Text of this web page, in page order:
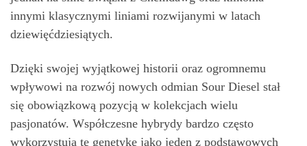
innymi klasycznymi liniami rozwijanymi w latach
dziewięćdziesiątych.
Dzięki swojej wyjątkowej historii oraz ogromnemu
wpływowi na rozwój nowych odmian Sour Diesel stał
się obowiązkową pozycją w kolekcjach wielu
pasjonatów. Współczesne hybrydy bardzo często
wykorzystują tę genetykę jako jeden z podstawowych